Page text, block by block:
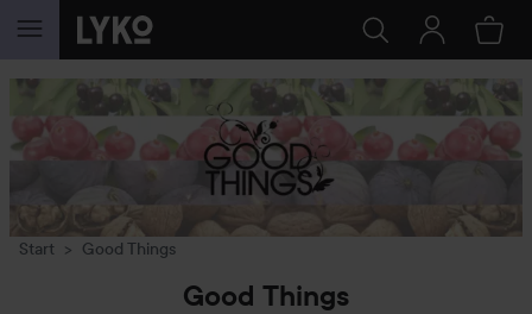
GÅ TIL INNHOLD
Start Good Things
Good Things